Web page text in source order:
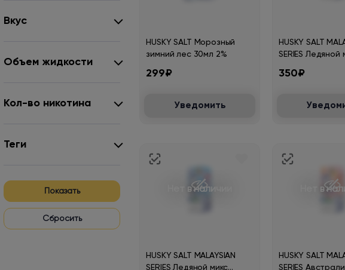
Вкус
Объем жидкости
Кол-во никотина
Теги
Показать
HUSKY SALT Морозный
зимний лес 30мл 2%
299₽
Уведомить
HUSKY SALT
SERIES Ледяной
30мл.20мг.
350₽
Нет в наличии
HUSKY SALT MALAYSIAN
SERIES Ледяной микс
Нет в
HUSKY SALT
SERIES